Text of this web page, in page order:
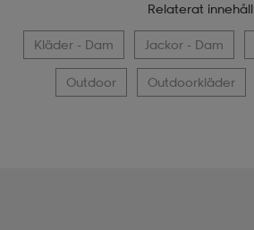
Relaterat innehåll
Kläder - Dam Jackor - Dam
Outdoor Outdoorkläder